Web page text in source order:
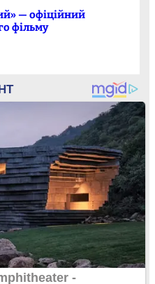
— офіційний
фільму